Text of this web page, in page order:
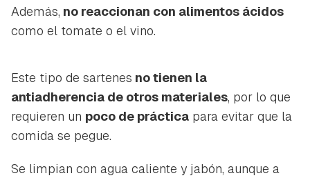
Además, no reaccionan con alimentos ácidos
como el tomate o el vino.
Este tipo de sartenes no tienen la
antiadherencia de otros materiales, por lo que
requieren un poco de práctica para evitar que la
comida se pegue.
Se limpian con agua caliente y jabón, aunque a